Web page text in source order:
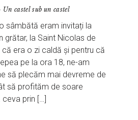
Un castel sub un castel
sâmbătă eram invitați la
grătar, la Saint Nicolas de
că era o zi caldă și pentru că
pe la ora 18, ne-am
să plecăm mai devreme de
să profităm de soare
prin […]